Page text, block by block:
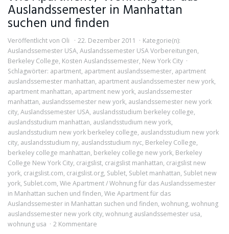
Auslandssemester in Manhattan
suchen und finden
Veröffentlicht von Oli 22. Dezember 2011
Kategorie(n):
Auslandssemester USA, Auslandssemester USA Vorbereitungen,
Berkeley College, Kosten Auslandssemester, New York City
Schlagwörter: apartment, apartment auslandssemester, apartment
auslandssemester manhattan, apartment auslandssemester new york,
apartment manhattan, apartment new york, auslandssemester
manhattan, auslandssemester new york, auslandssemester new york
city, Auslandssemester USA, auslandsstudium berkeley college,
auslandsstudium manhattan, auslandsstudium new york,
auslandsstudium new york berkeley college, auslandsstudium new york
city, auslandsstudium ny, auslandsstudium nyc, Berkeley College,
berkeley college manhattan, berkeley college new york, Berkeley
College New York City, craigslist, craigslist manhattan, craigslist new
york, craigslist.com, craigslist.org, Sublet, Sublet manhattan, Sublet new
york, Sublet.com, Wie Apartment / Wohnung für das Auslandssemester
in Manhattan suchen und finden, Wie Apartment für das
Auslandssemester in Manhattan suchen und finden, wohnung, wohnung
auslandssemester new york city, wohnung auslandssemester usa,
wohnung usa
2 Kommentare